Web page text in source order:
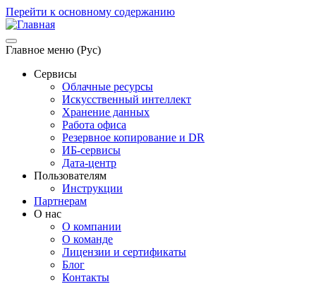
Перейти к основному содержанию
Главное меню (Рус)
Сервисы
Облачные ресурсы
Искусственный интеллект
Хранение данных
Работа офиса
Резервное копирование и DR
ИБ-сервисы
Дата-центр
Пользователям
Инструкции
Партнерам
О нас
О компании
О команде
Лицензии и сертификаты
Блог
Контакты